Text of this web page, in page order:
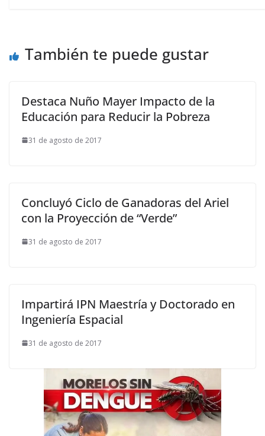
También te puede gustar
Destaca Nuño Mayer Impacto de la
Educación para Reducir la Pobreza
31 de agosto de 2017
Concluyó Ciclo de Ganadoras del Ariel
con la Proyección de “Verde”
31 de agosto de 2017
Impartirá IPN Maestría y Doctorado en
Ingeniería Espacial
31 de agosto de 2017